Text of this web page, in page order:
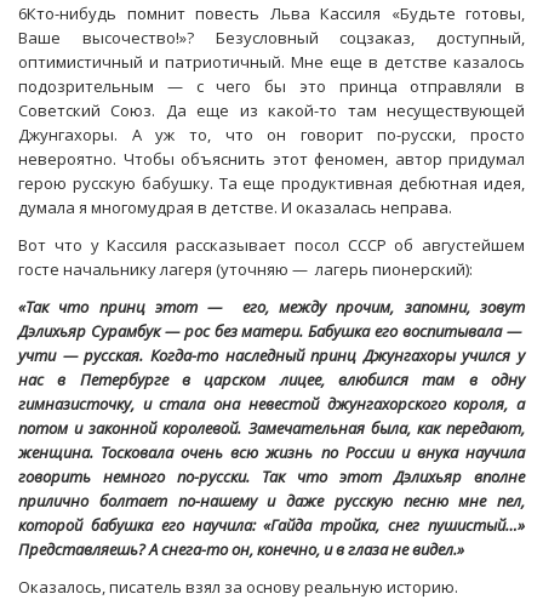
6Кто-нибудь помнит повесть Льва Кассиля «Будьте готовы,
Ваше высочество!»? Безусловный соцзаказ, доступный,
оптимистичный и патриотичный. Мне еще в детстве казалось
подозрительным — с чего бы это принца отправляли в
Советский Союз. Да еще из какой-то там несуществующей
Джунгахоры. А уж то, что он говорит по-русски, просто
невероятно. Чтобы объяснить этот феномен, автор придумал
герою русскую бабушку. Та еще продуктивная дебютная идея,
думала я многомудрая в детстве. И оказалась неправа.
Вот что у Кассиля рассказывает посол СССР об августейшем
госте начальнику лагеря (уточняю — лагерь пионерский):
«Так что принц этот — его, между прочим, запомни, зовут
Дэлихьяр Сурамбук — рос без матери. Бабушка его воспитывала —
учти — русская. Когда-то наследный принц Джунгахоры учился у
нас в Петербурге в царском лицее, влюбился там в одну
гимназисточку, и стала она невестой джунгахорского короля, а
потом и законной королевой. Замечательная была, как передают,
женщина. Тосковала очень всю жизнь по России и внука научила
говорить немного по-русски. Так что этот Дэлихьяр вполне
прилично болтает по-нашему и даже русскую песню мне пел,
которой бабушка его научила: «Гайда тройка, снег пушистый…»
Представляешь? А снега-то он, конечно, и в глаза не видел.»
Оказалось, писатель взял за основу реальную историю.